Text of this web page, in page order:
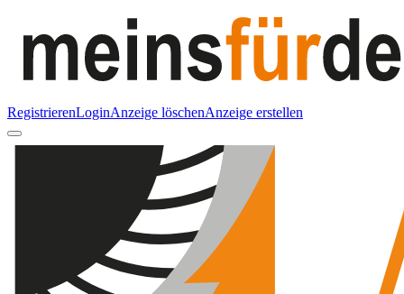
RegistrierenLoginAnzeige löschenAnzeige erstellen